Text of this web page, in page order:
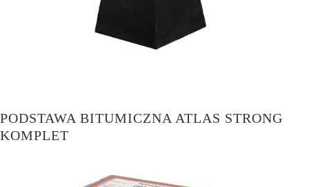
PODSTAWA BITUMICZNA ATLAS STRONG
KOMPLET